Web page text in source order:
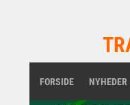
FORSIDE NYHEDER